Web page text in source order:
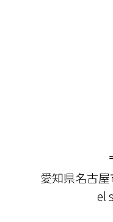
愛知県名古
el